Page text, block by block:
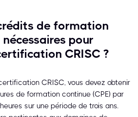
de formation
pour
CRISC ?
CRISC, vous devez obtenir
de formation continue (CPE) par
sur une période de trois ans.